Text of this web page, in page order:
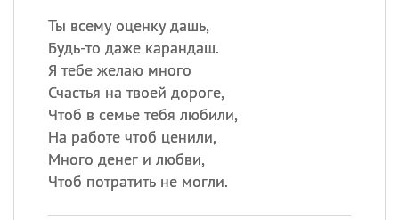
Ты всему оценку дашь,
Будь-то даже карандаш.
Я тебе желаю много
Счастья на твоей дороге,
Чтоб в семье тебя любили,
На работе чтоб ценили,
Много денег и любви,
Чтоб потратить не могли.
07.08
07.08
Бояка
ИМЕНА
Сегодня празднуют именины